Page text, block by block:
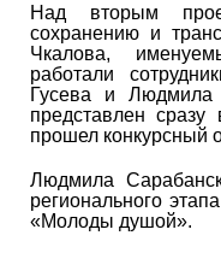
Над вторым
сохранению и
Чкалова,
работали
Гусева и Людмила
представлен
прошел конкурсный
Людмила
регионального
«Молоды душой».